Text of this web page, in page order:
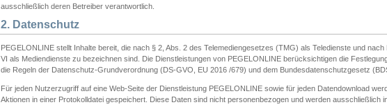
ausschließlich deren Betreiber verantwortlich.
2. Datenschutz
PEGELONLINE stellt Inhalte bereit, die nach § 2, Abs. 2 des Telemediengesetzes (TMG) als Teledienste und
VI als Mediendienste zu bezeichnen sind. Die Dienstleistungen von PEGELONLINE berücksichtigen die
die Regeln der Datenschutz-Grundverordnung (DS-GVO, EU 2016 /679) und dem Bundesdatenschutzgesetz
Für jeden Nutzerzugriff auf eine Web-Seite der Dienstleistung PEGELONLINE sowie für jeden Datendownload
Aktionen in einer Protokolldatei gespeichert. Diese Daten sind nicht personenbezogen und werden ausschließlich